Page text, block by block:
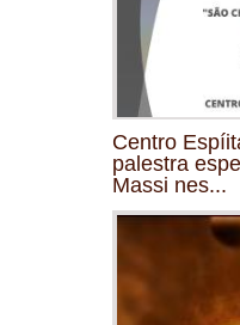
Centro
palestra
Massi nes...